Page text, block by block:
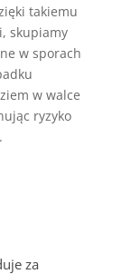
takiemu
skupiamy
w sporach
w walce
ryzyko
za